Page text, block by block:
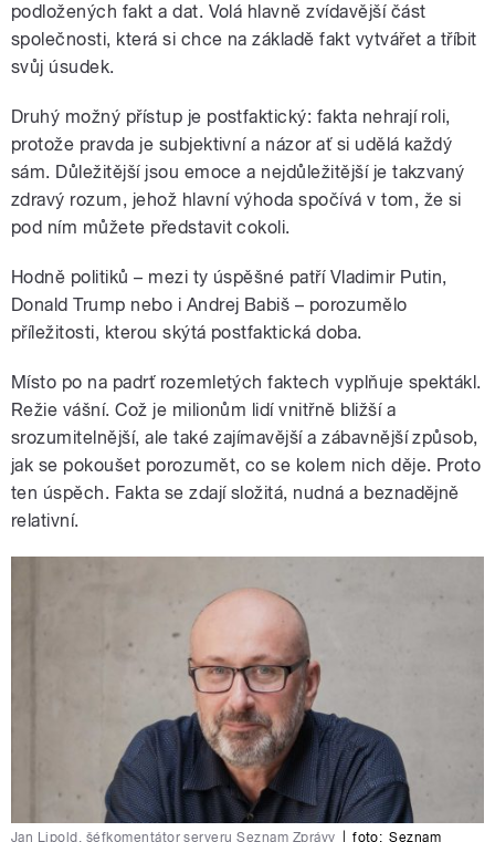
podložených fakt a dat. Volá hlavně zvídavější část
společnosti, která si chce na základě fakt vytvářet a tříbit
svůj úsudek.
Druhý možný přístup je postfaktický: fakta nehrají roli,
protože pravda je subjektivní a názor ať si udělá každý
sám. Důležitější jsou emoce a nejdůležitější je takzvaný
zdravý rozum, jehož hlavní výhoda spočívá v tom, že si
pod ním můžete představit cokoli.
Hodně politiků – mezi ty úspěšné patří Vladimir Putin,
Donald Trump nebo i Andrej Babiš – porozumělo
příležitosti, kterou skýtá postfaktická doba.
Místo po na padrť rozemletých faktech vyplňuje spektákl.
Režie vášní. Což je milionům lidí vnitřně bližší a
srozumitelnější, ale také zajímavější a zábavnější způsob,
jak se pokoušet porozumět, co se kolem nich děje. Proto
ten úspěch. Fakta se zdají složitá, nudná a beznadějně
relativní.
Jan Lipold, šéfkomentátor serveru Seznam Zprávy foto: Seznam